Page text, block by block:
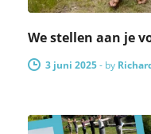
We stellen aan je
3 juni 2025- by